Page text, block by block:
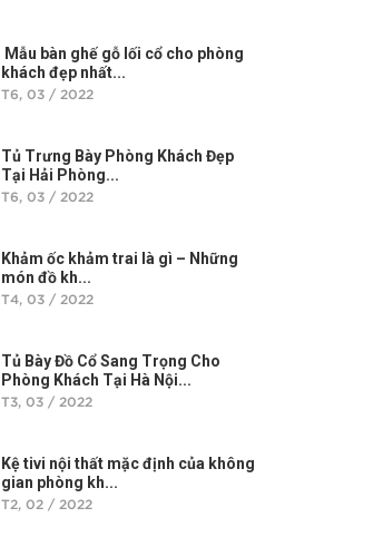
Mẫu bàn ghế gỗ lối cổ cho phòng
khách đẹp nhất...
T6, 03 / 2022
Tủ Trưng Bày Phòng Khách Đẹp
Tại Hải Phòng...
T6, 03 / 2022
Khảm ốc khảm trai là gì – Những
món đồ kh...
T4, 03 / 2022
Tủ Bày Đồ Cổ Sang Trọng Cho
Phòng Khách Tại Hà Nội...
T3, 03 / 2022
Kệ tivi nội thất mặc định của không
gian phòng kh...
T2, 02 / 2022